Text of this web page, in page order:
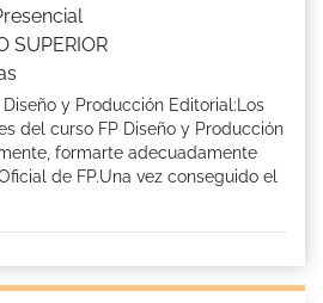
SUPERIOR
y Producción Editorial:Los
del curso FP Diseño y Producción
formarte adecuadamente
de FP.Una vez conseguido el